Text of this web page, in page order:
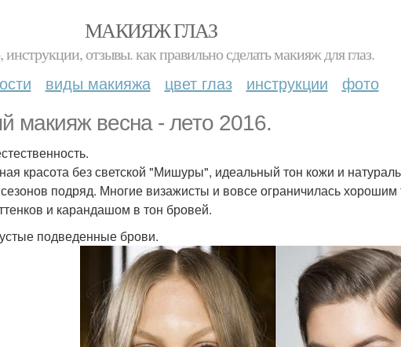
МАКИЯЖ ГЛАЗ
отзывы. как правильно сделать макияж для глаз.
виды макияжа цвет глаз инструкции фото
макияж весна - лето 2016.
красота без светской "Мишуры", идеальный тон кожи и
сезонов подряд. Многие визажисты и вовсе ограничилась
и карандашом в тон бровей.
подведенные брови.